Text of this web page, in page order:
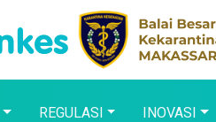
REGULASI INOVASI